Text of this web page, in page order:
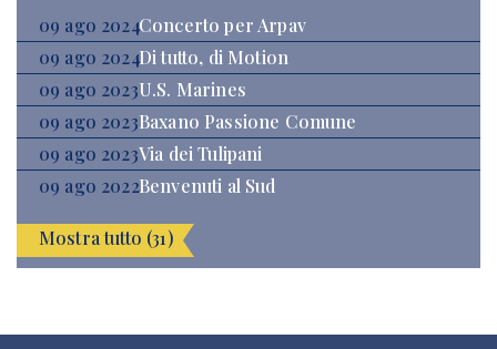
09 ago 2024Concerto per Arpav
09 ago 2024Di tutto, di Motion
09 ago 2023U.S. Marines
09 ago 2023Baxano Passione Comune
09 ago 2023Via dei Tulipani
09 ago 2022Benvenuti al Sud
Mostra tutto (31)